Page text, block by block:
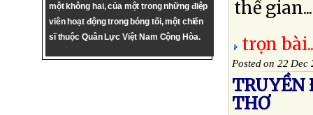
một không hai, của một trong những điệp
viên hoạt động trong bóng tối, một chiến
sĩ thuộc Quân Lực Việt Nam Cộng Hòa.
thế gian...
trọn
Posted on 22 Dec
TRUYỀN
THƠ